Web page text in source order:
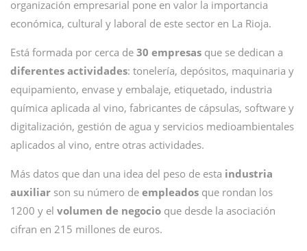
organización empresarial pone en valor la importancia
económica, cultural y laboral de este sector en La Rioja.
Está formada por cerca de 30 empresas que se dedican a
diferentes actividades: tonelería, depósitos, maquinaria y
equipamiento, envase y embalaje, etiquetado, industria
química aplicada al vino, fabricantes de cápsulas, software y
digitalización, gestión de agua y servicios medioambientales
aplicados al vino, entre otras actividades.
Más datos que dan una idea del peso de esta industria
auxiliar son su número de empleados que rondan los
1200 y el volumen de negocio que desde la asociación
cifran en 215 millones de euros.